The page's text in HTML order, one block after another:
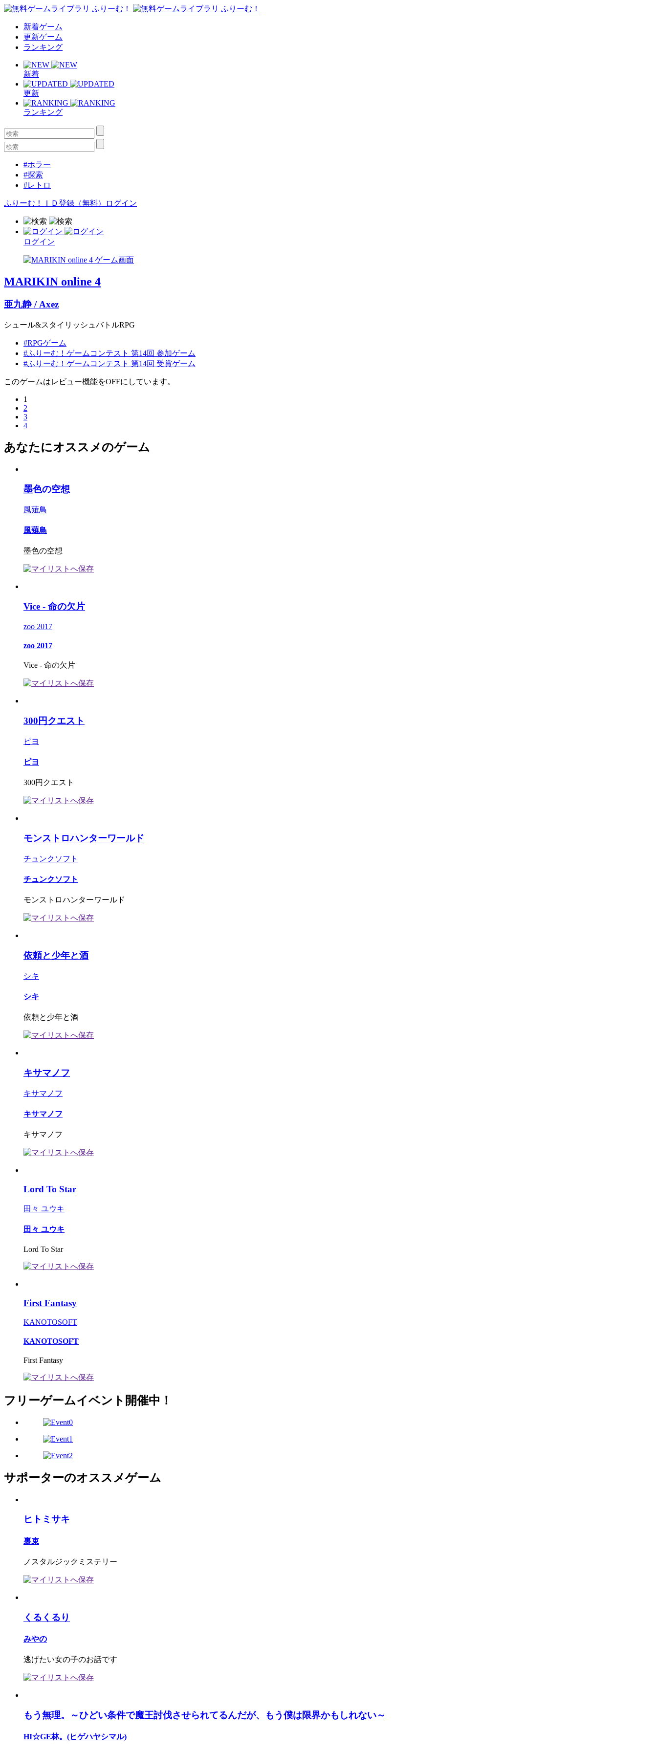
新着ゲーム
更新ゲーム
ランキング
新着
更新
ランキング
#ホラー
#探索
#レトロ
ふりーむ！ＩＤ登録（無料） ログイン
ログイン
MARIKIN online 4
亜九静 / Axez
シュール&スタイリッシュバトルRPG
#RPGゲーム
#ふりーむ！ゲームコンテスト 第14回 参加ゲーム
#ふりーむ！ゲームコンテスト 第14回 受賞ゲーム
このゲームはレビュー機能をOFFにしています。
1
2
3
4
あなたにオススメのゲーム
墨色の空想
風薙鳥
風薙鳥
墨色の空想
Vice - 命の欠片
zoo 2017
zoo 2017
Vice - 命の欠片
300円クエスト
ピヨ
ピヨ
300円クエスト
モンストロハンターワールド
チュンクソフト
チュンクソフト
モンストロハンターワールド
依頼と少年と酒
シキ
シキ
依頼と少年と酒
キサマノフ
キサマノフ
キサマノフ
キサマノフ
Lord To Star
田々 ユウキ
田々 ユウキ
Lord To Star
First Fantasy
KANOTOSOFT
KANOTOSOFT
First Fantasy
フリーゲームイベント開催中！
サポーターのオススメゲーム
ヒトミサキ
裏束
ノスタルジックミステリー
くるくるり
みやの
逃げたい女の子のお話です
もう無理。～ひどい条件で魔王討伐させられてるんだが、もう僕は限界かもしれない～
HI☆GE林。(ヒゲハヤシマル)